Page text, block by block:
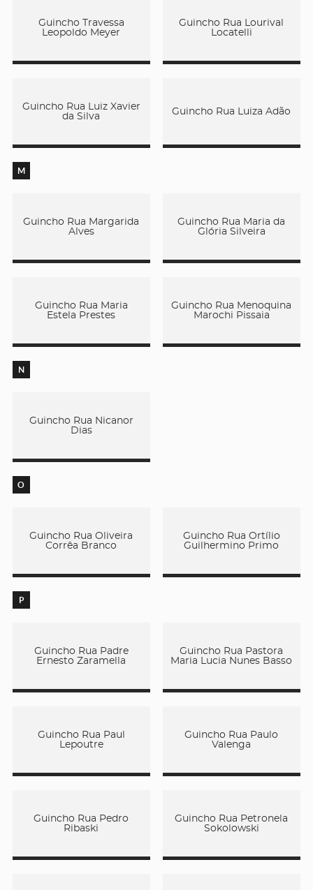
Guincho Travessa
Leopoldo Meyer
Guincho Rua Lourival
Locatelli
Guincho Rua Luiz Xavier
da Silva
Guincho Rua Luiza Adão
M
Guincho Rua Margarida
Alves
Guincho Rua Maria da
Glória Silveira
Guincho Rua Maria
Estela Prestes
Guincho Rua Menoquina
Marochi Pissaia
N
Guincho Rua Nicanor
Dias
O
Guincho Rua Oliveira
Corrêa Branco
Guincho Rua Ortílio
Guilhermino Primo
P
Guincho Rua Padre
Ernesto Zaramella
Guincho Rua Pastora
Maria Lucia Nunes Basso
Guincho Rua Paul
Lepoutre
Guincho Rua Paulo
Valenga
Guincho Rua Pedro
Ribaski
Guincho Rua Petronela
Sokolowski